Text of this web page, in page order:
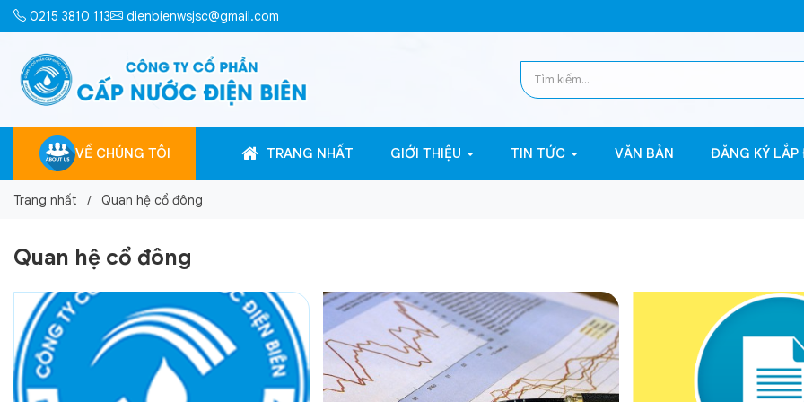
0215 3810 113 dienbienwsjsc@gmail.com
VỀ CHÚNG TÔI TRANG NHẤT GIỚI THIỆU TIN TỨC VĂN BẢN ĐĂNG KÝ LẮP
Trang nhất Quan hệ cổ đông
Quan hệ cổ đông